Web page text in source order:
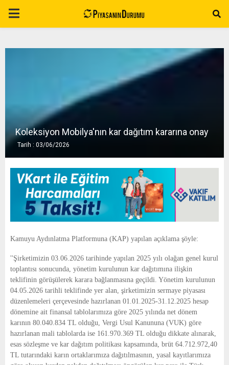
P
A
E
N
U
Koleksiyon Mobilya'nın kar dağıtım kararına onay
Tarih : 03/06/2026
Kamuyu Aydınlatma Platformuna (KAP) yapılan açıklama şöyle:
''Şirketimizin 03.06.2026 tarihinde yapılan 2025 yılı olağan genel kurul
toplantısı sonucunda, yönetim kurulunun kar dağıtımına ilişkin
teklifinin görüşülerek karara bağlanmasına geçildi. Yönetim kurulunun
04.05.2026 tarihli teklifinde yer alan, şirketimizin sermaye piyasası
düzenlemeleri çerçevesinde hazırlanan 01.01.2025-31.12.2025 hesap
dönemine ait finansal tablolarımıza göre 2025 yılında net dönem
karının 80.040.834 TL olduğu, Vergi Usul Kanununa (VUK) göre
hazırlanan mali tablolarda ise 161.970.369 TL olduğu dikkate alınarak,
esas sözleşme ve kar dağıtım politikası kapsamında, brüt 64.712.972,40
TL tutarındaki karın ortaklarımıza dağıtılmasının, yasal kayıtlarımıza